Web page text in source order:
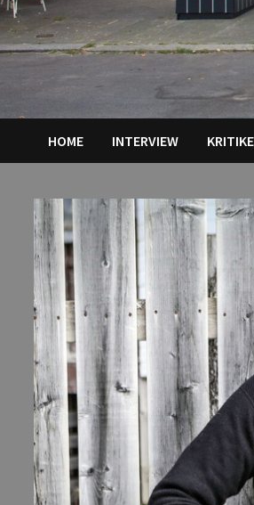
HOME INTERVIEW